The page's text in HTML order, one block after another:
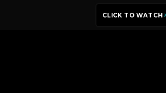
CLICK TO WATCH